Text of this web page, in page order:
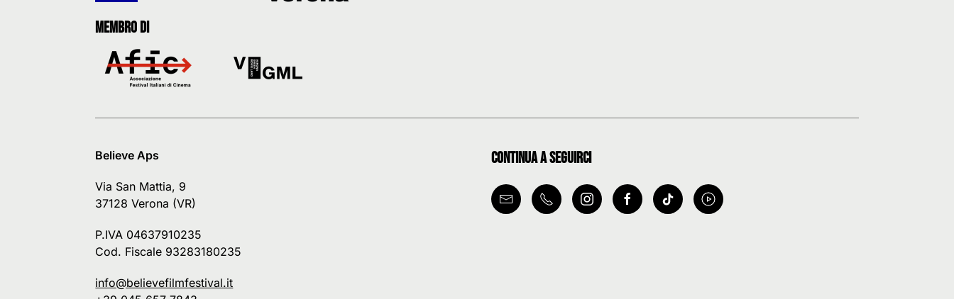
Membro di
Believe Aps
Via San Mattia, 9
37128 Verona (VR)
P.IVA 04637910235
Cod. Fiscale 93283180235
info@believefilmfestival.it
Continua a seguirci